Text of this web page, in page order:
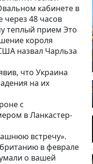
кабинете в
через 48 часов
теплый прием Это
короля
назвал Чарльза
что Украина
на их
с
в Ланкастер-
встречу».
в феврале
о вашей